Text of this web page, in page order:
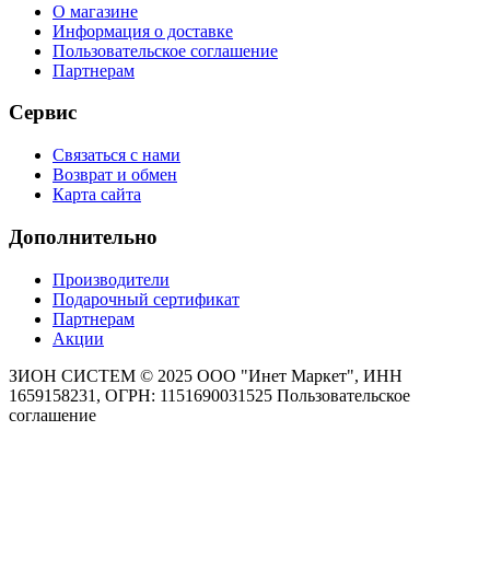
О магазине
Информация о доставке
Пользовательское соглашение
Партнерам
Сервис
Связаться с нами
Возврат и обмен
Карта сайта
Дополнительно
Производители
Подарочный сертификат
Партнерам
Акции
ЗИОН СИСТЕМ © 2025 ООО "Инет Маркет", ИНН
1659158231, ОГРН: 1151690031525 Пользовательское
соглашение